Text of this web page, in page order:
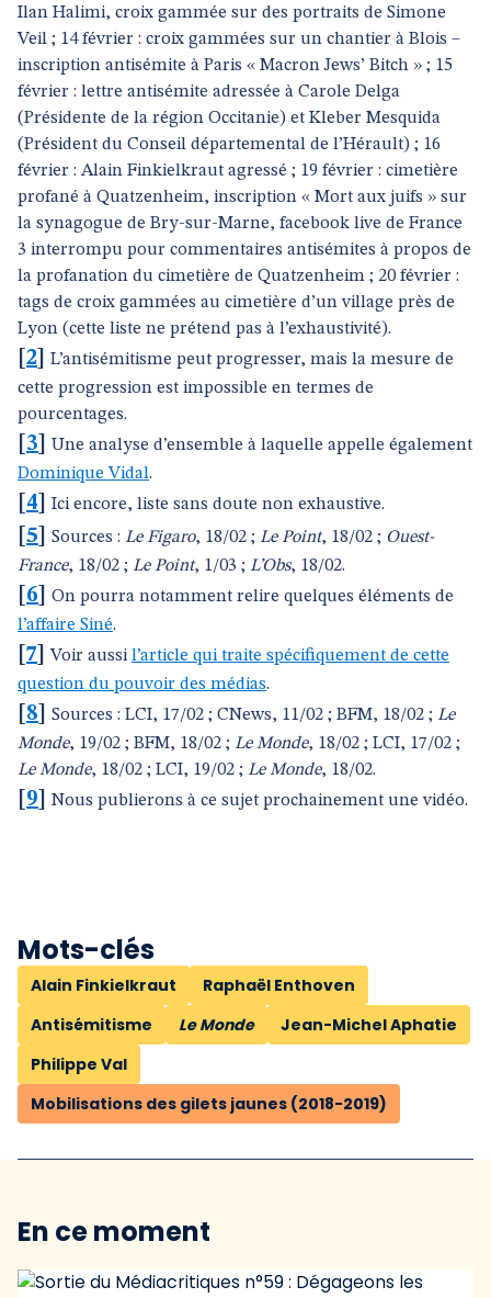
Ilan Halimi, croix gammée sur des portraits de Simone
Veil ; 14 février : croix gammées sur un chantier à Blois –
inscription antisémite à Paris « Macron Jews’ Bitch » ; 15
février : lettre antisémite adressée à Carole Delga
(Présidente de la région Occitanie) et Kleber Mesquida
(Président du Conseil départemental de l’Hérault) ; 16
février : Alain Finkielkraut agressé ; 19 février : cimetière
profané à Quatzenheim, inscription « Mort aux juifs » sur
la synagogue de Bry-sur-Marne, facebook live de France
3 interrompu pour commentaires antisémites à propos de
la profanation du cimetière de Quatzenheim ; 20 février :
tags de croix gammées au cimetière d’un village près de
Lyon (cette liste ne prétend pas à l’exhaustivité).
2
L’antisémitisme peut progresser, mais la mesure de
cette progression est impossible en termes de
pourcentages.
3
Une analyse d’ensemble à laquelle appelle également
Dominique Vidal.
4 Ici encore, liste sans doute non exhaustive.
5 Sources : Le Figaro, 18/02 ; Le Point, 18/02 ; Ouest-
France, 18/02 ; Le Point, 1/03 ; L’Obs, 18/02.
6
On pourra notamment relire quelques éléments de
l’affaire Siné.
7 ]Voir aussi l’article qui traite spécifiquement de cette
question du pouvoir des médias.
8 Sources : LCI, 17/02 ; CNews, 11/02 ; BFM, 18/02 ; Le
Monde, 19/02 ; BFM, 18/02 ; Le Monde, 18/02 ; LCI, 17/02 ;
Le Monde, 18/02 ; LCI, 19/02 ; Le Monde, 18/02.
9 Nous publierons à ce sujet prochainement une vidéo.
Mots-clés
Alain Finkielkraut
Raphaël Enthoven
Antisémitisme
Le Monde
Jean-Michel Aphatie
Philippe Val
Mobilisations des gilets jaunes (2018-2019)
En ce moment